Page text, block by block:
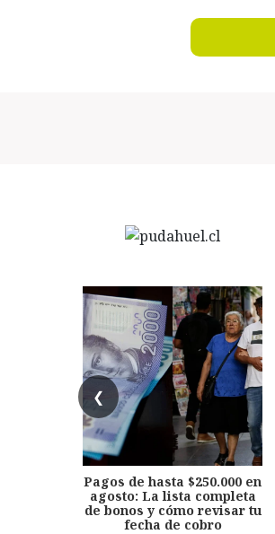
❮
Pagos de hasta $250.000 en
agosto: La lista completa
de bonos y cómo revisar tu
fecha de cobro